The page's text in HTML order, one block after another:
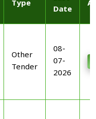
Type
Date
Other
Tender
08-
07-
2026